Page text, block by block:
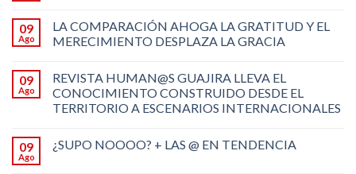
09
Ago
LA COMPARACIÓN AHOGA LA GRATITUD Y EL
MERECIMIENTO DESPLAZA LA GRACIA
09
Ago
REVISTA HUMAN@S GUAJIRA LLEVA EL
CONOCIMIENTO CONSTRUIDO DESDE EL
TERRITORIO A ESCENARIOS INTERNACIONALES
09
Ago
¿SUPO NOOOO? + LAS @ EN TENDENCIA